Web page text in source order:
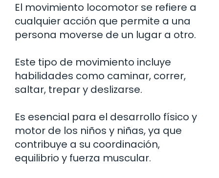
El movimiento locomotor se refiere a
cualquier acción que permite a una
persona moverse de un lugar a otro.
Este tipo de movimiento incluye
habilidades como caminar, correr,
saltar, trepar y deslizarse.
Es esencial para el desarrollo físico y
motor de los niños y niñas, ya que
contribuye a su coordinación,
equilibrio y fuerza muscular.